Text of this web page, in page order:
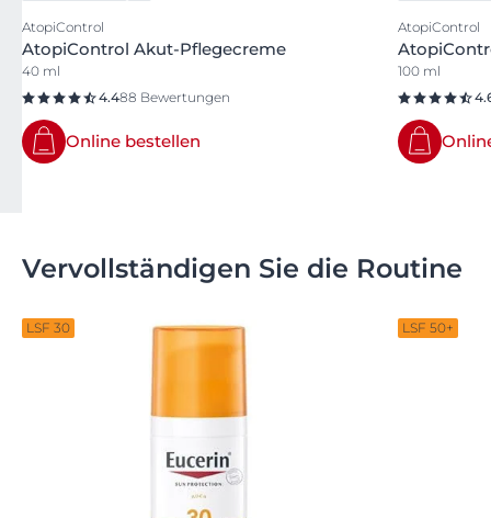
AtopiControl
AtopiControl Akut-Pflegecreme
40 ml
4.488 Bewertungen
Online bestellen
AtopiControl
100 ml
Vervollständigen Sie die Routine
LSF 30 LSF 50+